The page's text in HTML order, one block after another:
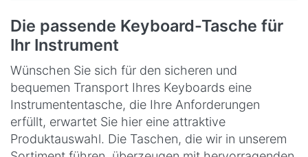
Die passende Keyboard-Tasche für
Ihr Instrument
Wünschen Sie sich für den sicheren und
bequemen Transport Ihres Keyboards eine
Instrumententasche, die Ihre Anforderungen
erfüllt, erwartet Sie hier eine attraktive
Produktauswahl. Die Taschen, die wir in unserem